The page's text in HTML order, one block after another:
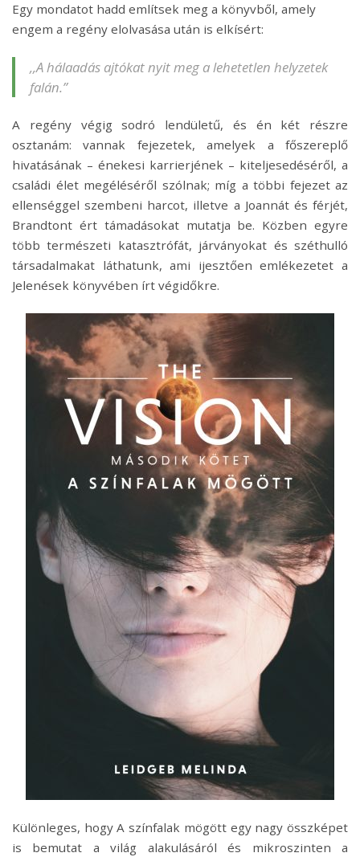
Egy mondatot hadd említsek meg a könyvből, amely
engem a regény elolvasása után is elkísért:
,,A hálaadás ajtókat nyit meg a lehetetlen helyzetek
falán.”
A regény végig sodró lendületű, és én két részre
osztanám: vannak fejezetek, amelyek a főszereplő
hivatásának – énekesi karrierjének – kiteljesedéséről, a
családi élet megéléséről szólnak; míg a többi fejezet az
ellenséggel szembeni harcot, illetve a Joannát és férjét,
Brandtont ért támadásokat mutatja be. Közben egyre
több természeti katasztrófát, járványokat és széthulló
társadalmakat láthatunk, ami ijesztően emlékezetet a
Jelenések könyvében írt végidőkre.
Különleges, hogy A színfalak mögött egy nagy összképet
is bemutat a világ alakulásáról és mikroszinten a